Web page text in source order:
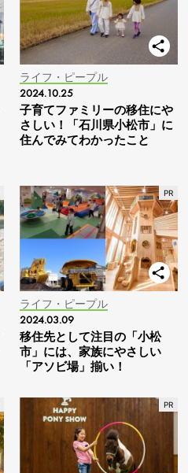
ライフ・ピープル
2024.10.25
子育てファミリーの移住にや
さしい！「石川県小松市」に
住んでみてわかったこと
ライフ・ピープル
2024.03.09
移住先として注目の「小松
市」には、家族にやさしい
「アソビ場」揃い！